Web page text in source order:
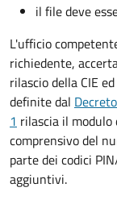
il file deve
L'ufficio
richiedente,
rilascio della CIE
definite dal
1 rilascia il
comprensivo del
parte dei codici
aggiuntivi.